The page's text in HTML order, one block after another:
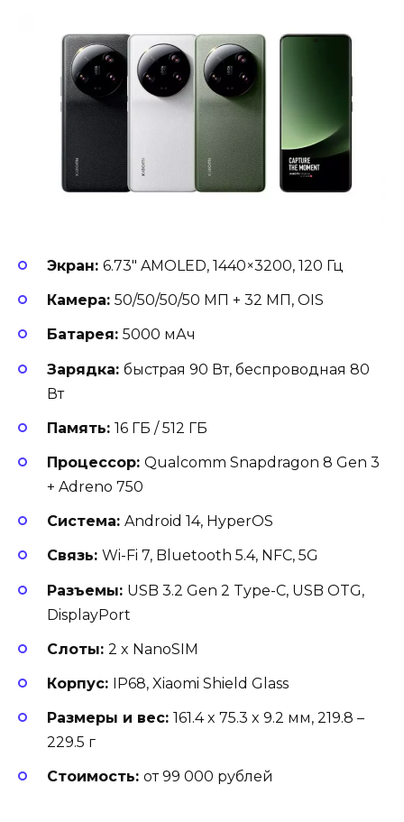
Экран: 6.73″ AMOLED, 1440×3200, 120 Гц
Камера: 50/50/50/50 МП + 32 МП, OIS
Батарея: 5000 мАч
Зарядка: быстрая 90 Вт, беспроводная 80
Вт
Память: 16 ГБ / 512 ГБ
Процессор: Qualcomm Snapdragon 8 Gen 3
+ Adreno 750
Система: Android 14, HyperOS
Связь: Wi-Fi 7, Bluetooth 5.4, NFC, 5G
Разъемы: USB 3.2 Gen 2 Type-C, USB OTG,
DisplayPort
Слоты: 2 x NanoSIM
Корпус: IP68, Xiaomi Shield Glass
Размеры и вес: 161.4 x 75.3 x 9.2 мм, 219.8 –
229.5 г
Стоимость: от 99 000 рублей